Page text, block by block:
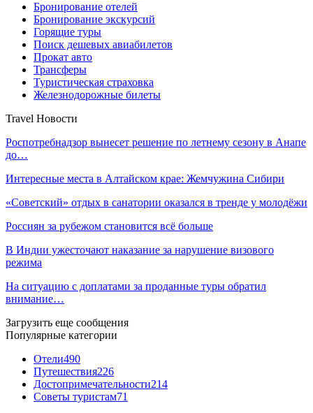
Бронирование отелей
Бронирование экскурсий
Горящие туры
Поиск дешевых авиабилетов
Прокат авто
Трансферы
Туристическая страховка
Железнодорожные билеты
Travel Новости
Роспотребнадзор вынесет решение по летнему сезону в Анапе
до…
Интересные места в Алтайском крае: Жемчужина Сибири
«Советский» отдых в санатории оказался в тренде у молодёжи
Россиян за рубежом становится всё больше
В Индии ужесточают наказание за нарушение визового
режима
На ситуацию с доплатами за проданные туры обратил
внимание…
Загрузить еще сообщения
Популярные категории
Отели490
Путешествия226
Достопримечательности214
Советы туристам71